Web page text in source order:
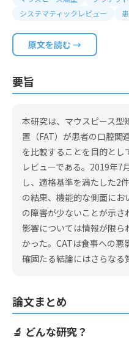
システマティックレビュー
原文を読む →
要旨
本研究は、マウスピース型
置（FAT）が患者の口腔関
を比較することを目的とし
レビューである。2019年7
し、適格基準を満たした2
の結果、機能的な側面にお
の障害が少ないことが示さ
影響については情報が限
かった。CATは食事への悪
確固たる結論にはさらなる
論文まとめ
🔬 どんな研究？